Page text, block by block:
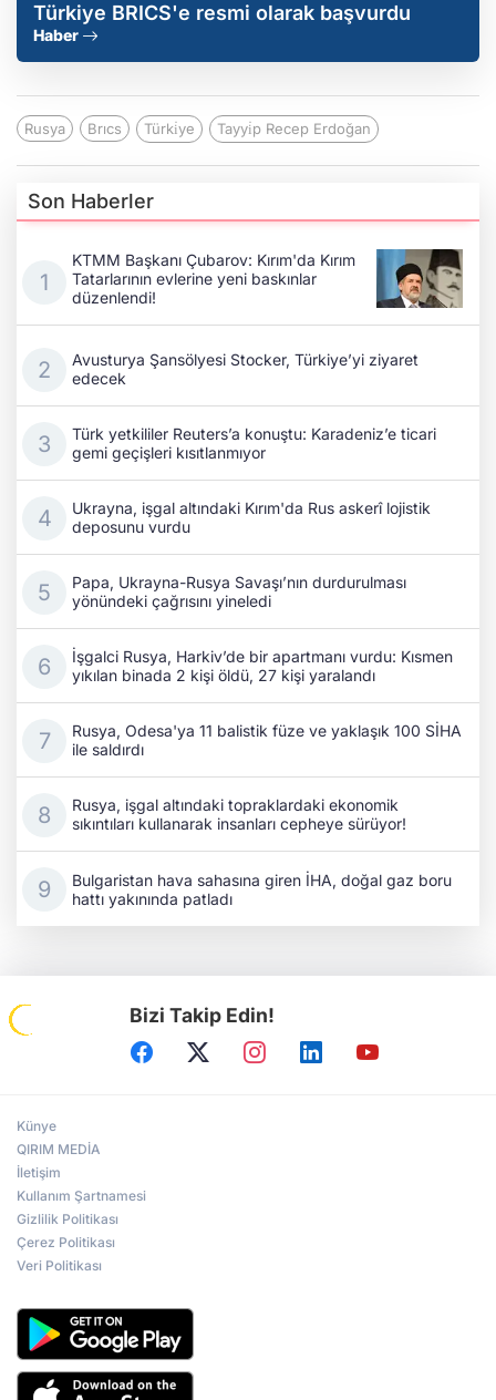
Türkiye BRICS'e resmi olarak başvurdu
Haber
Rusya Brıcs Türki̇ye Tayyi̇p Recep Erdoğan
Son Haberler
KTMM Başkanı Çubarov: Kırım'da Kırım
Tatarlarının evlerine yeni baskınlar
düzenlendi!
Avusturya Şansölyesi Stocker, Türkiye’yi ziyaret
edecek
Türk yetkililer Reuters’a konuştu: Karadeniz’e ticari
gemi geçişleri kısıtlanmıyor
Ukrayna, işgal altındaki Kırım'da Rus askerî lojistik
deposunu vurdu
Papa, Ukrayna-Rusya Savaşı’nın durdurulması
yönündeki çağrısını yineledi
İşgalci Rusya, Harkiv’de bir apartmanı vurdu: Kısmen
yıkılan binada 2 kişi öldü, 27 kişi yaralandı
Rusya, Odesa'ya 11 balistik füze ve yaklaşık 100 SİHA
ile saldırdı
Rusya, işgal altındaki topraklardaki ekonomik
sıkıntıları kullanarak insanları cepheye sürüyor!
Bulgaristan hava sahasına giren İHA, doğal gaz boru
hattı yakınında patladı
Bizi Takip Edin!
Künye
QIRIM MEDİA
İletişim
Kullanım Şartnamesi
Gizlilik Politikası
Çerez Politikası
Veri Politikası